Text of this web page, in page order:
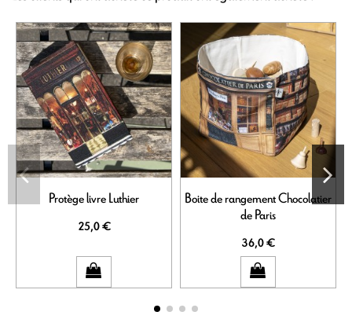
Protège livre Luthier
25,0 €
Boite de rangement Chocolatier
de Paris
36,0 €